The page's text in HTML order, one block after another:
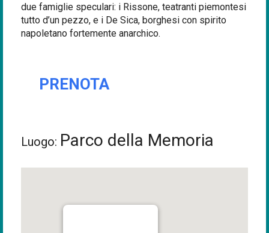
due famiglie speculari: i Rissone, teatranti piemontesi
tutto d’un pezzo, e i De Sica, borghesi con spirito
napoletano fortemente anarchico.
PRENOTA
Luogo: Parco della Memoria